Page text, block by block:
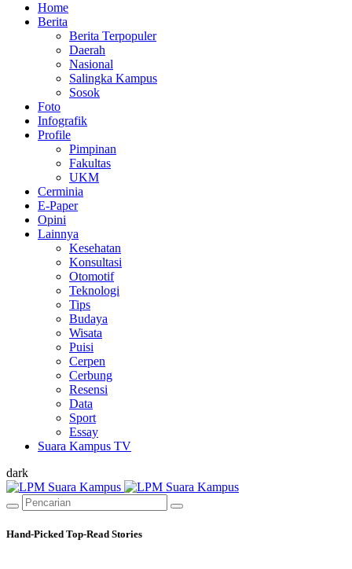
Home
Berita
Berita Terpopuler
Daerah
Nasional
Salingka Kampus
Sosok
Foto
Infografik
Profile
Pimpinan
Fakultas
UKM
Cerminia
E-Paper
Opini
Lainnya
Kesehatan
Konsultasi
Otomotif
Teknologi
Tips
Budaya
Wisata
Puisi
Cerpen
Cerbung
Resensi
Data
Sport
Essay
Suara Kampus TV
dark
Hand-Picked Top-Read Stories